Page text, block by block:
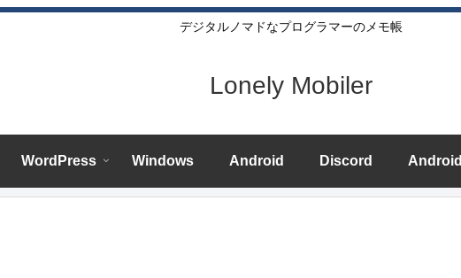
デジタルノマドなプログラマーのメモ帳
Lonely Mobiler
WordPress Windows Android Discord